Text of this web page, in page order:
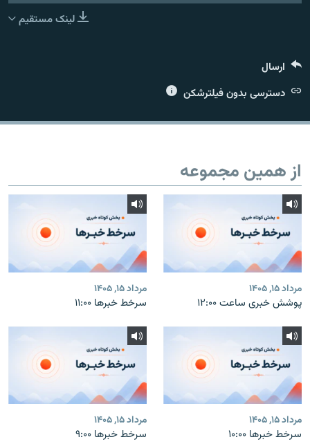
لینک مستقیم
ارسال
دسترسی بدون فیلترشکن
از همین مجموعه
مرداد ۱۵, ۱۴۰۵
پوشش خبری ساعت ۱۲:۰۰
مرداد ۱۵, ۱۴۰۵
سرخط خبرها ۱۱:۰۰
مرداد ۱۵, ۱۴۰۵
سرخط خبرها ۱۰:۰۰
مرداد ۱۵, ۱۴۰۵
سرخط خبرها ۹:۰۰